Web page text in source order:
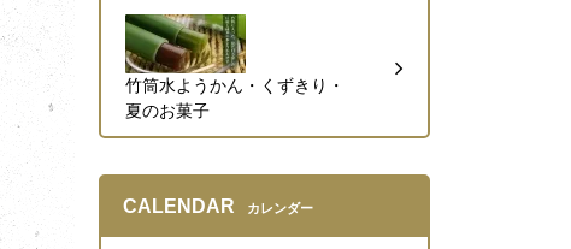
竹筒水ようかん・くずきり・
夏のお菓子
CALENDAR カレンダー